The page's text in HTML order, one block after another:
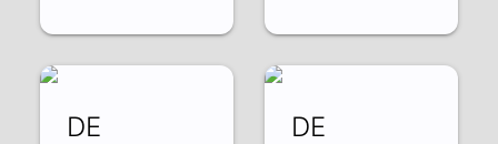
DE
DE